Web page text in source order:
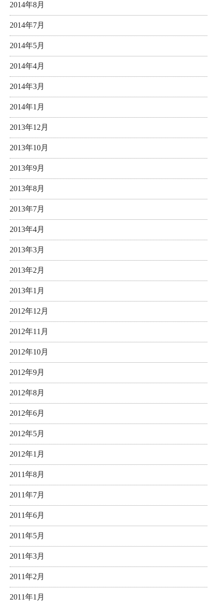
2014年8月
2014年7月
2014年5月
2014年4月
2014年3月
2014年1月
2013年12月
2013年10月
2013年9月
2013年8月
2013年7月
2013年4月
2013年3月
2013年2月
2013年1月
2012年12月
2012年11月
2012年10月
2012年9月
2012年8月
2012年6月
2012年5月
2012年1月
2011年8月
2011年7月
2011年6月
2011年5月
2011年3月
2011年2月
2011年1月